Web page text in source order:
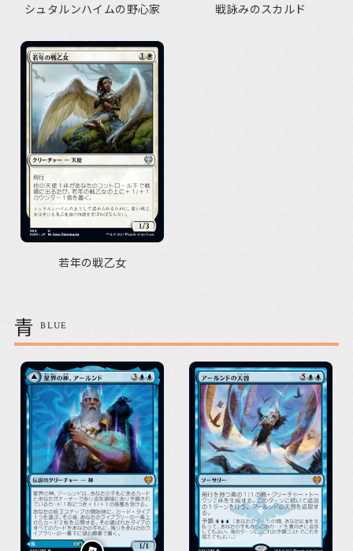
シュタルンハイムの野心家 戦詠みのスカルド
若年の戦乙女
青 BLUE